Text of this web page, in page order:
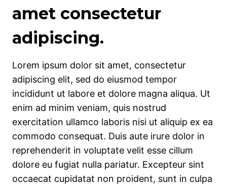
amet consectetur
adipiscing.
Lorem ipsum dolor sit amet, consectetur
adipiscing elit, sed do eiusmod tempor
incididunt ut labore et dolore magna aliqua. Ut
enim ad minim veniam, quis nostrud
exercitation ullamco laboris nisi ut aliquip ex ea
commodo consequat. Duis aute irure dolor in
reprehenderit in voluptate velit esse cillum
dolore eu fugiat nulla pariatur. Excepteur sint
occaecat cupidatat non proident, sunt in culpa